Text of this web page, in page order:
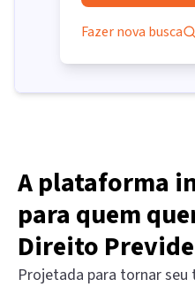
Fazer nova busca
A plataforma
para quem
Direito
Projetada para tornar seu